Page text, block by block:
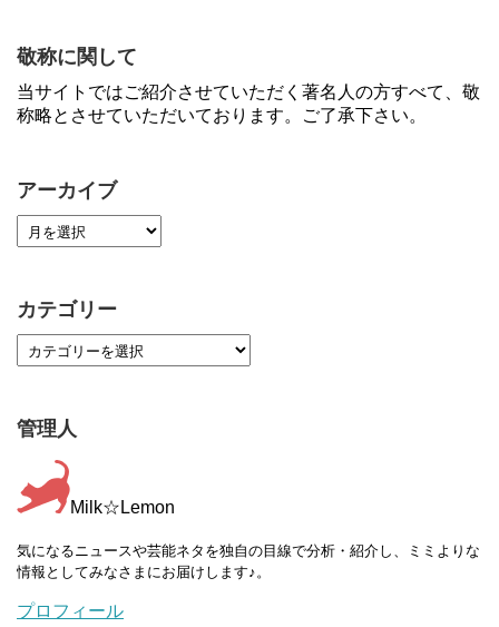
敬称に関して
当サイトではご紹介させていただく著名人の方すべて、敬
称略とさせていただいております。ご了承下さい。
アーカイブ
カテゴリー
管理人
Milk☆Lemon
気になるニュースや芸能ネタを独自の目線で分析・紹介し、ミミよりな
情報としてみなさまにお届けします♪。
プロフィール